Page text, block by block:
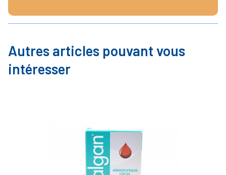
Autres articles pouvant vous
intéresser